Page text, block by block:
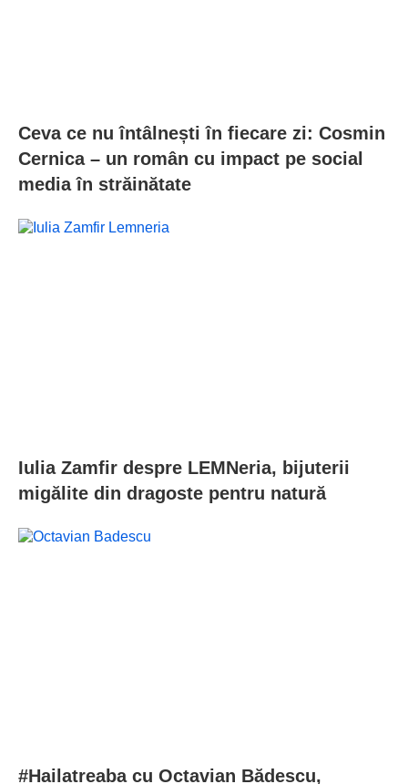
Ceva ce nu întâlnești în fiecare zi: Cosmin
Cernica – un român cu impact pe social
media în străinătate
Iulia Zamfir despre LEMNeria, bijuterii
migălite din dragoste pentru natură
#Hailatreaba cu Octavian Bădescu,